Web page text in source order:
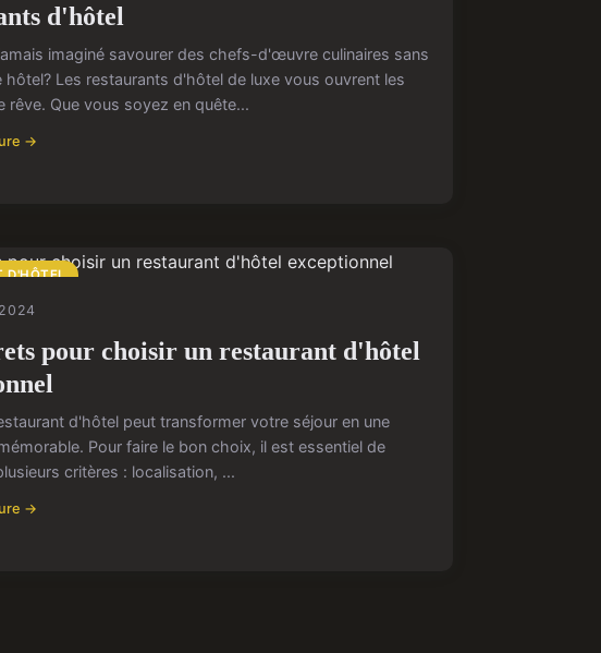
d'hôtel
imaginé savourer des chefs-d'œuvre culinaires sans
Les restaurants d'hôtel de luxe vous ouvrent les
rêve. Que vous soyez en quête...
→
D'HÔTEL
pour choisir un restaurant d'hôtel
d'hôtel peut transformer votre séjour en une
Pour faire le bon choix, il est essentiel de
critères : localisation, ...
→